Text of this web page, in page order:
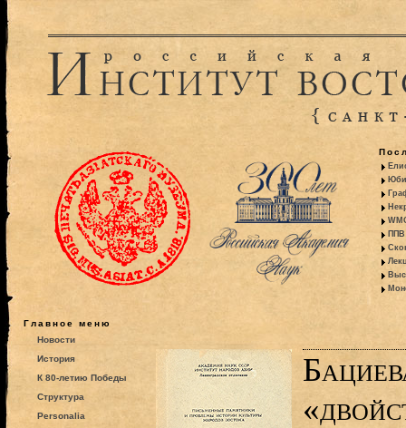
ППВ
Главное меню
Новости
История
К 80-летию Победы
Структура
Personalia